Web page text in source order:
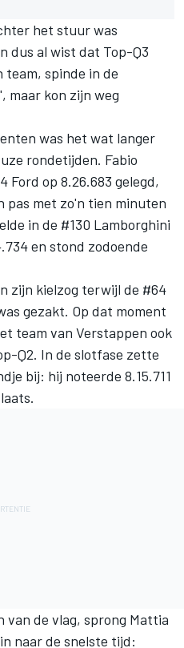
het stuur was
dus al wist dat Top-Q3
team, spinde in de
maar kon zijn weg
was het wat langer
rondetijden. Fabio
Ford op 8.26.683 gelegd,
pas met zo'n tien minuten
in de #130 Lamborghini
en stond zodoende
zijn kielzog terwijl de #64
gezakt. Op dat moment
team van Verstappen ook
Q2. In de slotfase zette
bij: hij noteerde 8.15.711
van de vlag, sprong Mattia
naar de snelste tijd: